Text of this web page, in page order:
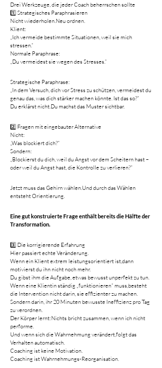
Drei Werkzeuge, die jeder Coach beherrschen sollte
1️⃣ Strategisches Paraphrasieren
Nicht wiederholen.Neu ordnen.
Klient:
„Ich vermeide bestimmte Situationen, weil sie mich
stressen.“
Normale Paraphrase:
„Du vermeidest sie wegen des Stresses.“
Strategische Paraphrase:
„In dem Versuch, dich vor Stress zu schützen, vermeidest du
genau das, was dich stärker machen könnte. Ist das so?“
Du erklärst nicht.Du machst das Muster sichtbar.
2️⃣ Fragen mit eingebauter Alternative
Nicht:
„Was blockiert dich?“
Sondern:
„Blockierst du dich, weil du Angst vor dem Scheitern hast –
oder weil du Angst hast, die Kontrolle zu verlieren?“
Jetzt muss das Gehirn wählen.Und durch das Wählen
entsteht Orientierung.
Eine gut konstruierte Frage enthält bereits die Hälfte der
Transformation.
3️⃣ Die korrigierende Erfahrung
Hier passiert echte Veränderung.
Wenn ein Klient extrem leistungsorientiert ist,dann
motivierst du ihn nicht noch mehr.
Du gibst ihm die Aufgabe, etwas bewusst unperfekt zu tun.
Wenn eine Klientin ständig „funktionieren“ muss,besteht
die Intervention nicht darin, sie effizienter zu machen.
Sondern darin, ihr 20 Minuten bewusste Ineffizienz pro Tag
zu verordnen.
Der Körper lernt:Nichts bricht zusammen, wenn ich nicht
performe.
Und wenn sich die Wahrnehmung verändert,folgt das
Verhalten automatisch.
Coaching ist keine Motivation.
Coaching ist Wahrnehmungs-Reorganisation.